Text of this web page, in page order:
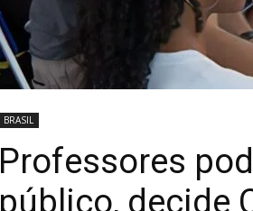
BRASIL
Professores
público, decide